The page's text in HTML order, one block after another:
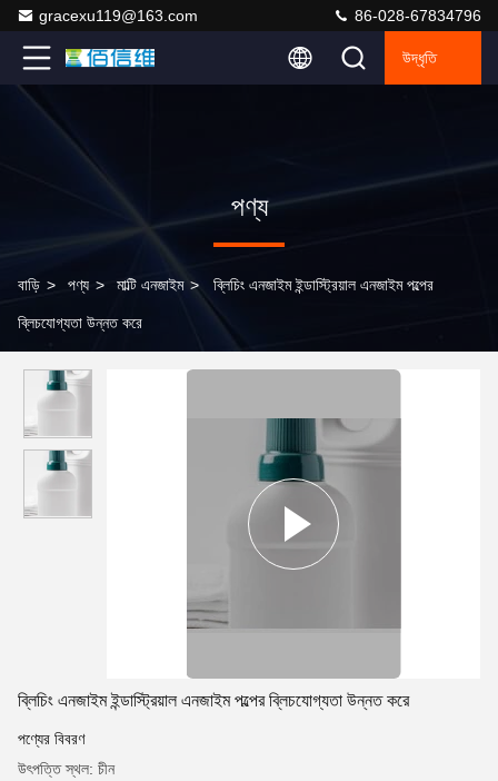
gracexu119@163.com 86-028-67834796
উদ্ধৃতি
পণ্য
বাড়ি > পণ্য > মাল্টি এনজাইম > ব্লিচিং এনজাইম ইন্ডাস্ট্রিয়াল এনজাইম পল্পের
ব্লিচযোগ্যতা উন্নত করে
ব্লিচিং এনজাইম ইন্ডাস্ট্রিয়াল এনজাইম পল্পের ব্লিচযোগ্যতা উন্নত করে
পণ্যের বিবরণ
উৎপত্তি স্থল: চীন